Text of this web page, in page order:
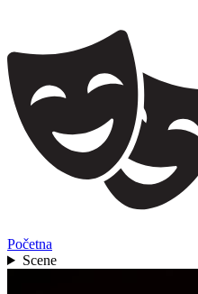
Početna
Scene